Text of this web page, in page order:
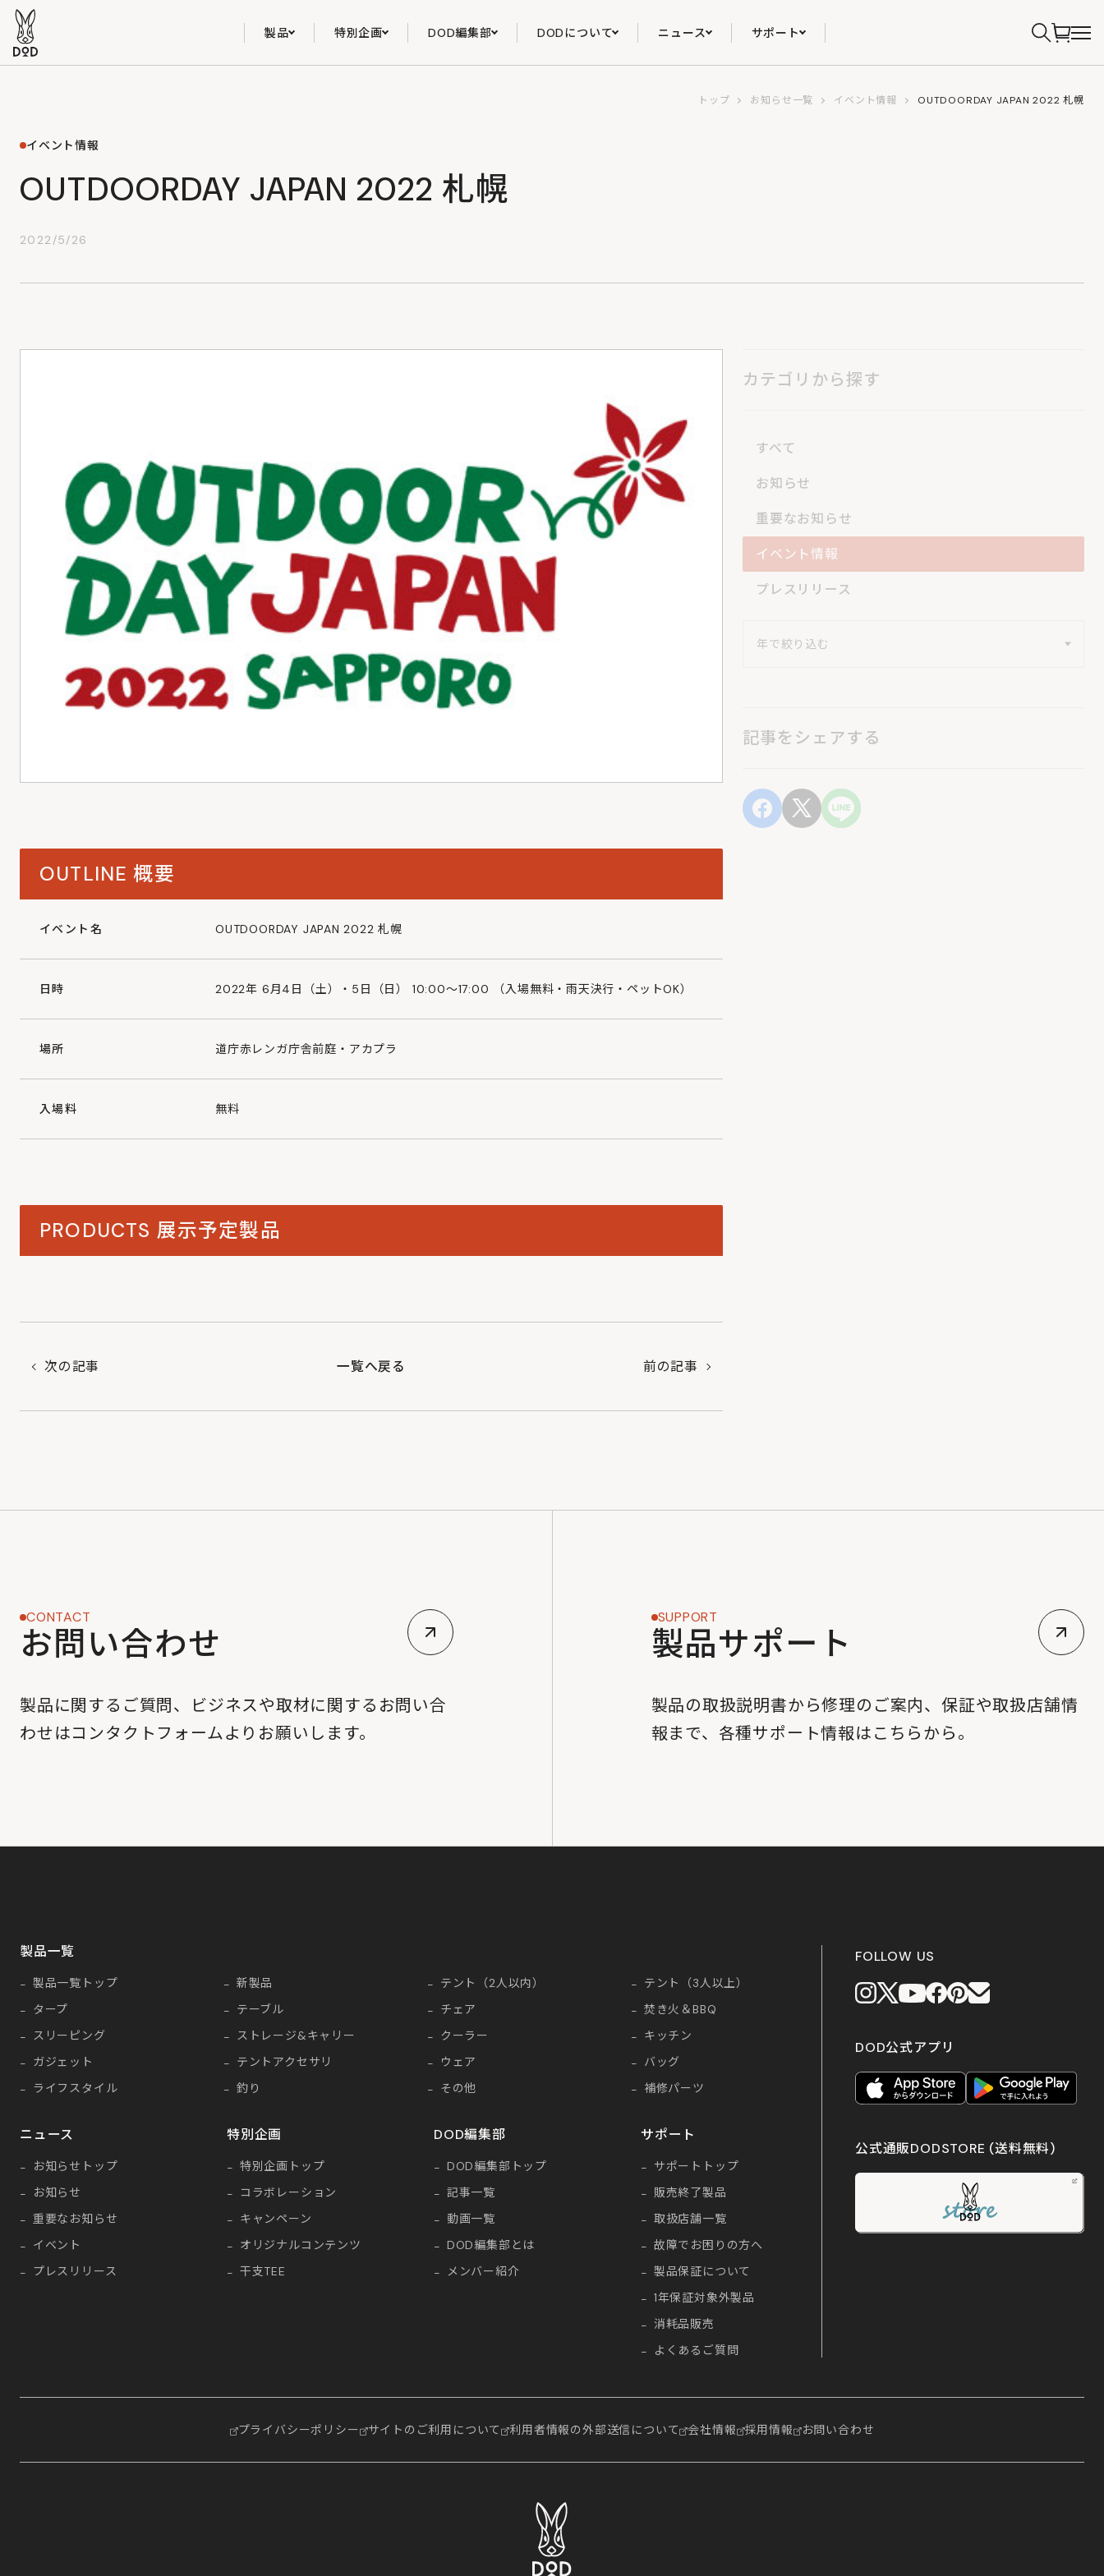
製品 特別企画 DOD編集部 DODについて ニュース サポート
トップ お知らせ一覧 イベント情報 OUTDOORDAY JAPAN 2022 札幌
イベント情報
OUTDOORDAY JAPAN 2022 札幌
2022/5/26
OUTLINE 概要
イベント名 OUTDOORDAY JAPAN 2022 札幌
日時 2022年 6月4日（土）・5日（日） 10:00～17:00 （入場無料・雨天決行・ペットOK）
場所 道庁赤レンガ庁舎前庭・アカプラ
入場料 無料
PRODUCTS 展示予定製品
次の記事 一覧へ戻る 前の記事
カテゴリから探す
すべて
お知らせ
重要なお知らせ
イベント情報
プレスリリース
記事をシェアする
CONTACT
お問い合わせ
製品に関するご質問、ビジネスや取材に関するお問い合
わせはコンタクトフォームよりお願いします。
SUPPORT
製品サポート
製品の取扱説明書から修理のご案内、保証や取扱店舗情
報まで、各種サポート情報はこちらから。
製品一覧
製品一覧トップ 新製品 テント（2人以内）
テント（3人以上）
タープ
テーブル チェア
焚き火＆BBQ
スリーピング
ストレージ&キャリー クーラー
キッチン
ガジェット
テントアクセサリ ウェア
バッグ
ライフスタイル
釣り その他 補修パーツ
ニュース
お知らせトップ
お知らせ
重要なお知らせ
イベント
プレスリリース
特別企画
特別企画トップ
コラボレーション
キャンペーン
オリジナルコンテンツ
干支TEE
DOD編集部
DOD編集部トップ
記事一覧
動画一覧
DOD編集部とは
メンバー紹介
サポート
サポートトップ
販売終了製品
取扱店舗一覧
故障でお困りの方へ
製品保証について
1年保証対象外製品
消耗品販売
よくあるご質問
FOLLOW US
DOD公式アプリ
公式通販DODSTORE (送料無料)
プライバシーポリシー サイトのご利用について 利用者情報の外部送信について 会社情報 採用情報 お問い合わせ